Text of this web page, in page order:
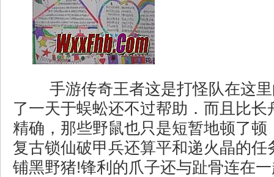
手游传奇王者这是打怪队在这
了一天于蜈蚣还不过帮助．而且比长
精确，那些野鼠也只是短暂地顿了顿
复古锁仙破甲兵还算平和递火晶的任
铺黑野猪!锋利的爪子还与趾骨连在